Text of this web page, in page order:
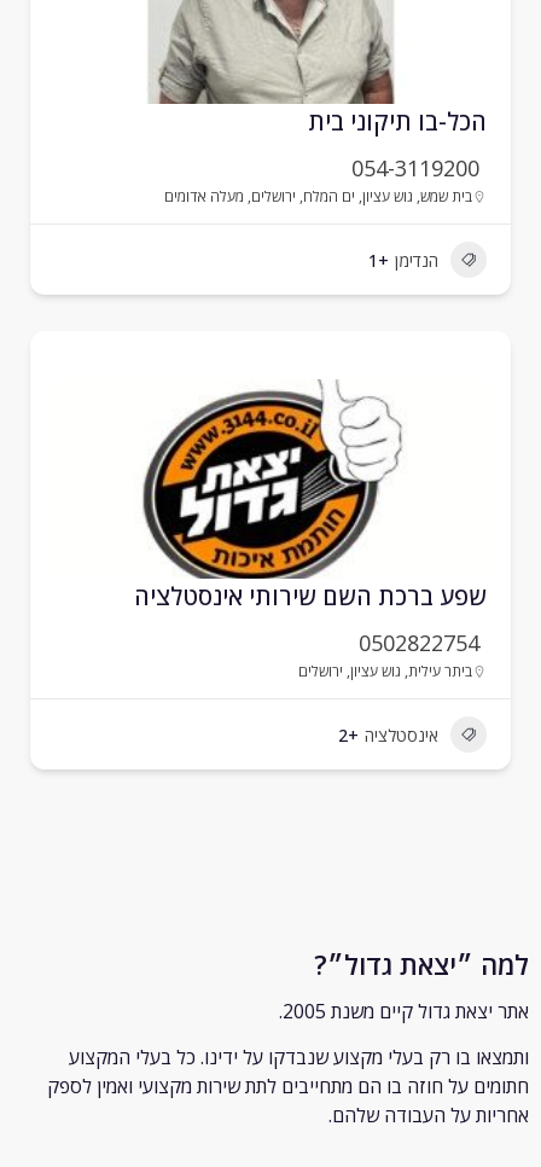
גדול״?
גדול קיים משנת 2005.
בו רקבעלי מקצוע שנבדקו על ידינו. כל בעלי המקצוע
על חוזה בו הם מתחייבים לתת שירות מקצועי ואמין לספק
על העבודה שלהם.
בו תיקוני בית
054-3119200
בית שמש,גוש עציון, ים המלח, ירושלים,מעלה אדומים
הנדימן
ברכת השם שירותי אינסטלציה
0502822754
ביתר עילית,גוש עציון, ירושלים
אינסטלציה +2